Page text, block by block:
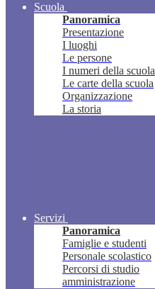
Scuola
Panoramica
Presentazione
I luoghi
Le persone
I numeri della scuola
Le carte della scuola
Organizzazione
La storia
Servizi
Panoramica
Famiglie e studenti
Personale scolastico
Percorsi di studio
amministrazione